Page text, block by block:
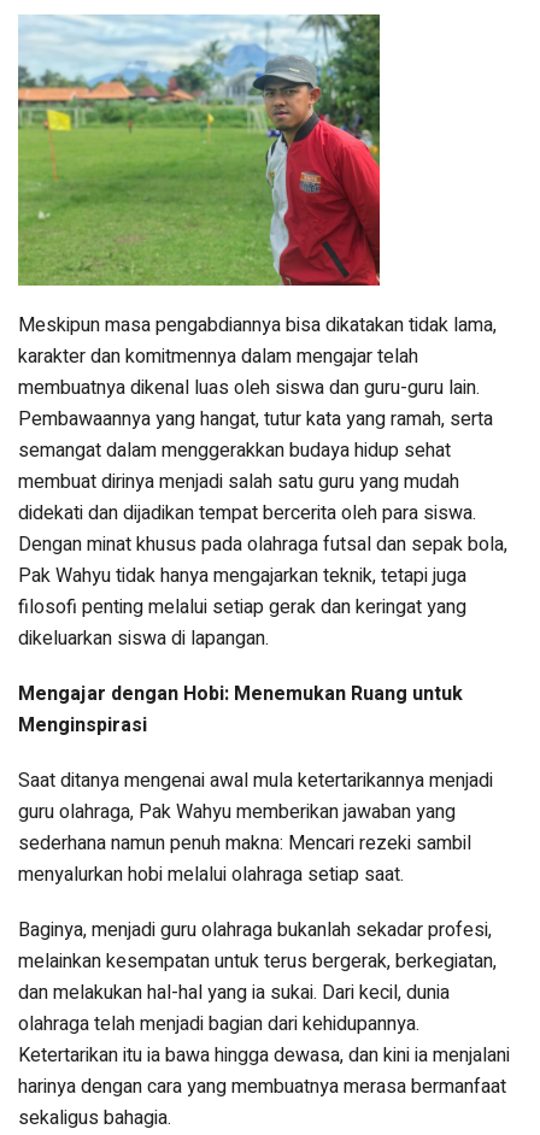
Meskipun masa pengabdiannya bisa dikatakan tidak lama,
karakter dan komitmennya dalam mengajar telah
membuatnya dikenal luas oleh siswa dan guru-guru lain.
Pembawaannya yang hangat, tutur kata yang ramah, serta
semangat dalam menggerakkan budaya hidup sehat
membuat dirinya menjadi salah satu guru yang mudah
didekati dan dijadikan tempat bercerita oleh para siswa.
Dengan minat khusus pada olahraga futsal dan sepak bola,
Pak Wahyu tidak hanya mengajarkan teknik, tetapi juga
filosofi penting melalui setiap gerak dan keringat yang
dikeluarkan siswa di lapangan.
Mengajar dengan Hobi: Menemukan Ruang untuk
Menginspirasi
Saat ditanya mengenai awal mula ketertarikannya menjadi
guru olahraga, Pak Wahyu memberikan jawaban yang
sederhana namun penuh makna: Mencari rezeki sambil
menyalurkan hobi melalui olahraga setiap saat.
Baginya, menjadi guru olahraga bukanlah sekadar profesi,
melainkan kesempatan untuk terus bergerak, berkegiatan,
dan melakukan hal-hal yang ia sukai. Dari kecil, dunia
olahraga telah menjadi bagian dari kehidupannya.
Ketertarikan itu ia bawa hingga dewasa, dan kini ia menjalani
harinya dengan cara yang membuatnya merasa bermanfaat
sekaligus bahagia.